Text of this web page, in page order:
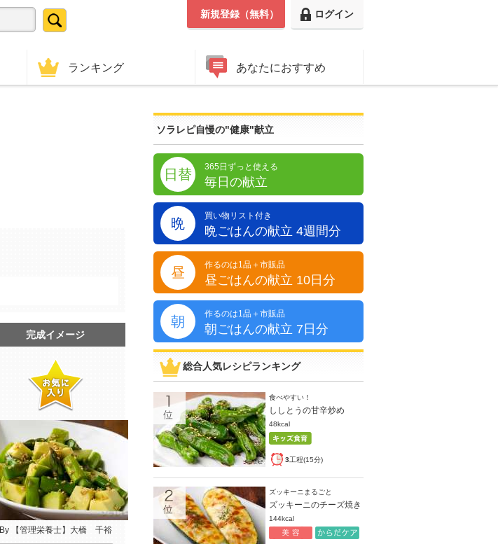
ログイン
新規登録（無料）
ランキング あなたにおすすめ
完成イメージ
By 【管理栄養士】大橋 千裕
ソラレピ自慢の"健康"献立
日替 365日ずっと使える
毎日の献立
晩 買い物リスト付き
晩ごはんの献立 4週間分
昼 作るのは1品＋市販品
昼ごはんの献立 10日分
朝 作るのは1品＋市販品
朝ごはんの献立 7日分
総合人気レシピランキング
食べやすい！
ししとうの甘辛炒め
48kcal
3工程(15分)
ズッキーニまるごと
ズッキーニのチーズ焼き
144kcal